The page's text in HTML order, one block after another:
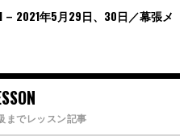
– 2021年5月29日、30日／幕張メ
までレッスン記事